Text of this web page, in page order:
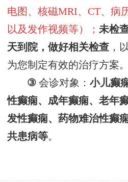
电图、核磁MRI、CT、病
以及发作视频等）
； 未检
天到院，做好相关检查 ，
为您制定有效的治疗方案。
③会诊对象：小儿癫
性癫痫、成年癫痫、老年
发性癫痫、药物难治性癫
共患病等。